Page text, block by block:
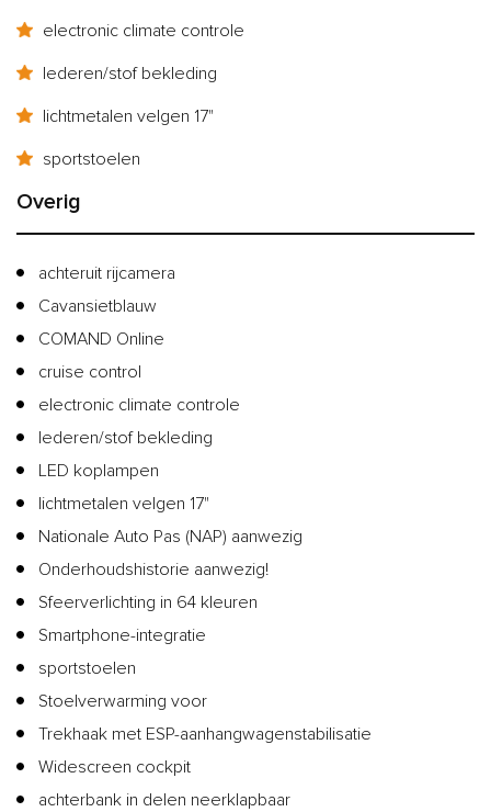
electronic climate controle
lederen/stof bekleding
lichtmetalen velgen 17"
sportstoelen
Overig
achteruit rijcamera
Cavansietblauw
COMAND Online
cruise control
electronic climate controle
lederen/stof bekleding
LED koplampen
lichtmetalen velgen 17"
Nationale Auto Pas (NAP) aanwezig
Onderhoudshistorie aanwezig!
Sfeerverlichting in 64 kleuren
Smartphone-integratie
sportstoelen
Stoelverwarming voor
Trekhaak met ESP-aanhangwagenstabilisatie
Widescreen cockpit
achterbank in delen neerklapbaar